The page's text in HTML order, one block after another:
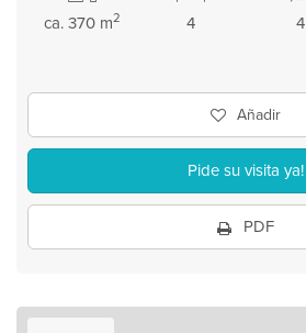
4
4
ca. 370 m2
Añadir
Pide su visita ya!
PDF